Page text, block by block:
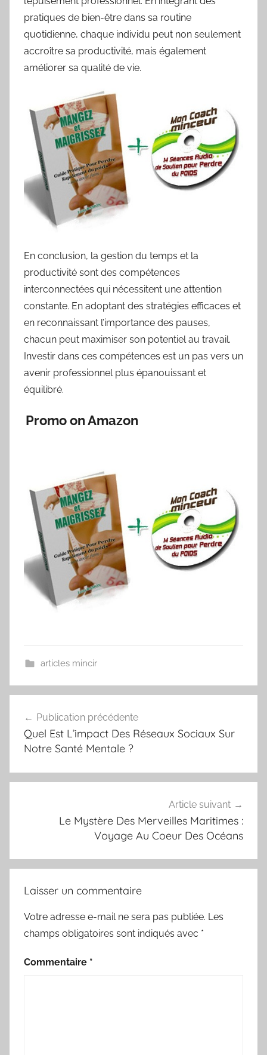
pratiques de bien-être dans sa routine
quotidienne, chaque individu peut non seulement
accroître sa productivité, mais également
améliorer sa qualité de vie.
En conclusion, la gestion du temps et la
productivité sont des compétences
interconnectées qui nécessitent une attention
constante. En adoptant des stratégies efficaces et
en reconnaissant l’importance des pauses,
chacun peut maximiser son potentiel au travail.
Investir dans ces compétences est un pas vers un
avenir professionnel plus épanouissant et
équilibré.
Promo on Amazon
articles mincir
de
l’article
Publication précédente
Quel Est L’impact Des Réseaux Sociaux Sur
Notre Santé Mentale ?
Article suivant
Le Mystère Des Merveilles Maritimes :
Voyage Au Coeur Des Océans
Laisser un commentaire
Votre adresse e-mail ne sera pas publiée. Les
champs obligatoires sont indiqués avec *
Commentaire *